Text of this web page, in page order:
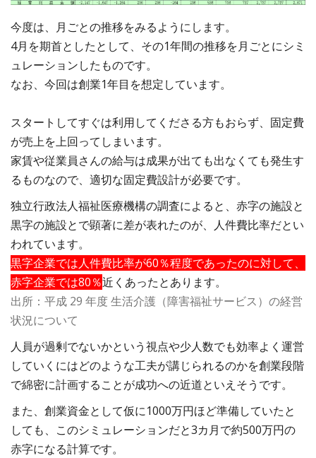
今度は、月ごとの推移をみるようにします。
4月を期首としたとして、その1年間の推移を月ごとにシミ
ュレーションしたものです。
なお、今回は創業1年目を想定しています。
スタートしてすぐは利用してくださる方もおらず、固定費
が売上を上回ってしまいます。
家賃や従業員さんの給与は成果が出ても出なくても発生す
るものなので、適切な固定費設計が必要です。
独立行政法人福祉医療機構の調査によると、赤字の施設と
黒字の施設とで顕著に差が表れたのが、人件費比率だとい
われています。
黒字企業では人件費比率が60％程度であったのに対して、
赤字企業では80％近くあったとあります。
出所：平成 29 年度 生活介護（障害福祉サービス）の経営
状況について
人員が過剰でないかという視点や少人数でも効率よく運営
していくにはどのような工夫が講じられるのかを創業段階
で綿密に計画することが成功への近道といえそうです。
また、創業資金として仮に1000万円ほど準備していたと
しても、このシミュレーションだと3カ月で約500万円の
赤字になる計算です。